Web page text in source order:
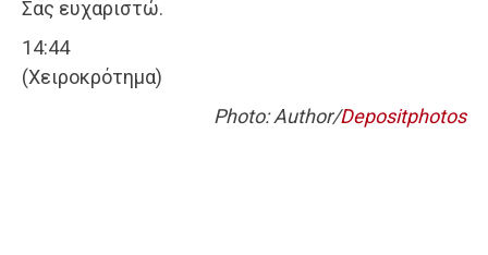
Σας ευχαριστώ.
14:44
(Χειροκρότημα)
Photo: Author/Depositphotos